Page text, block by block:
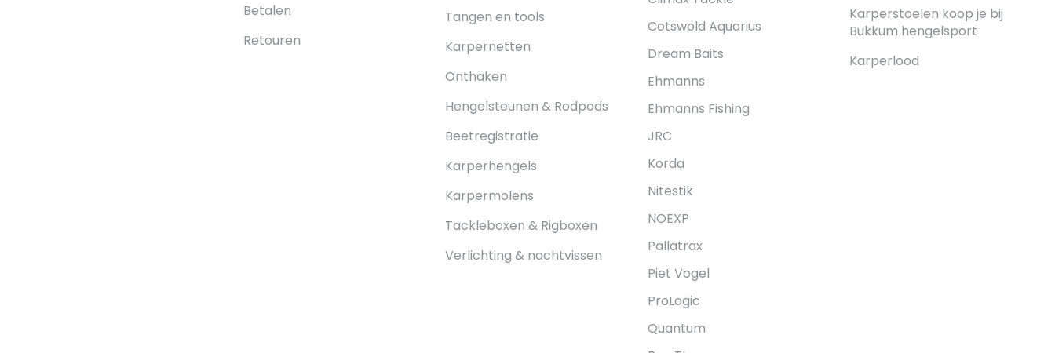
Betalen
Retouren
Tangen en tools
Karpernetten
Onthaken
Hengelsteunen & Rodpods
Beetregistratie
Karperhengels
Karpermolens
Tackleboxen & Rigboxen
Verlichting & nachtvissen
Cotswold Aquarius
Dream Baits
Ehmanns
Ehmanns Fishing
JRC
Korda
Nitestik
NOEXP
Pallatrax
Piet Vogel
ProLogic
Quantum
Karperstoelen koop je bij
Bukkum hengelsport
Karperlood